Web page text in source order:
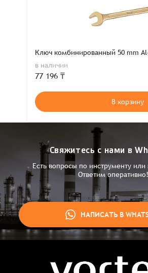
Ключ комбинированный 50 mm
в наличии
77 196 ₸
В корзину
Свяжитесь с нами в
Есть вопросы по инструменту или
Ответим оперативно!
НАПИСАТЬ В